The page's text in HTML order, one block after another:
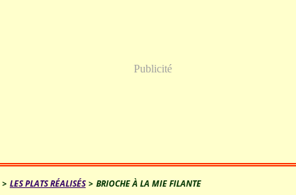
Publicité
> LES PLATS RÉALISÉS > BRIOCHE À LA MIE FILANTE